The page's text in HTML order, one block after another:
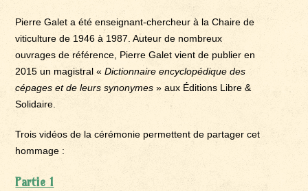
Pierre Galet a été enseignant-chercheur à la Chaire de
viticulture de 1946 à 1987. Auteur de nombreux
ouvrages de référence, Pierre Galet vient de publier en
2015 un magistral «Dictionnaire encyclopédique des
cépages et de leurs synonymes » aux Éditions Libre &
Solidaire.
Trois vidéos de la cérémonie permettent de partager cet
hommage :
Partie 1